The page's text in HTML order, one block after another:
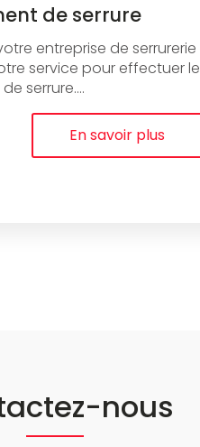
de serrure
votre entreprise de serrurerie
service pour effectuer le
serrure....
En savoir plus
nous